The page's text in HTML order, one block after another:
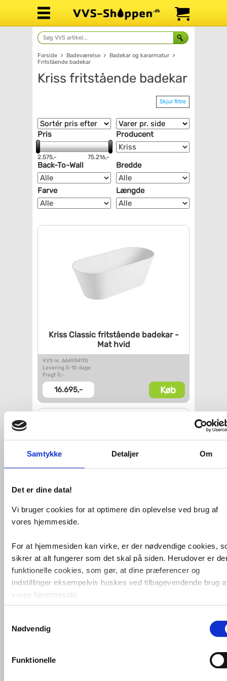
Samtykke Detaljer Om
Det er dine data!
Vi bruger cookies for at optimere din oplevelse ved brug af
vores hjemmeside.
For at hjemmesiden kan virke, er der nødvendige cookies,
sikrer at alt fungerer som det skal på siden. Herudover er
funktionelle cookies, som gør, at dine præferencer og
indstillinger eksempelvis huskes ved tilbagevendende brug
vores hjemmeside.
Foruden nødvendige og funktionelle cookies er der
cookies. Disse bruger vi bl.a. til at måle trafik, omsætning,
marketingcookies, som vi bruger til at målrette vores
markedsføring med henblik på annonceindhold, som giver
Nødvendig
Funktionelle
Forside > Badeværelse > Badekar og kararmatur >
Fritstående badekar
Kriss fritstående badekar
Skjul filtre
Pris
2.575,- 75.216,-
Producent
Back-To-Wall Bredde
Farve Længde
Kriss Classic fritståendebadekar -
Mat hvid
VVS nr. 666934170
Levering 5-10 dage
Fragt 0,-
16.695,- Køb
Kriss Style fritstående
VVS nr. 666933170
Levering 5-10 dage
Fragt 0,-
17.739,- Køb